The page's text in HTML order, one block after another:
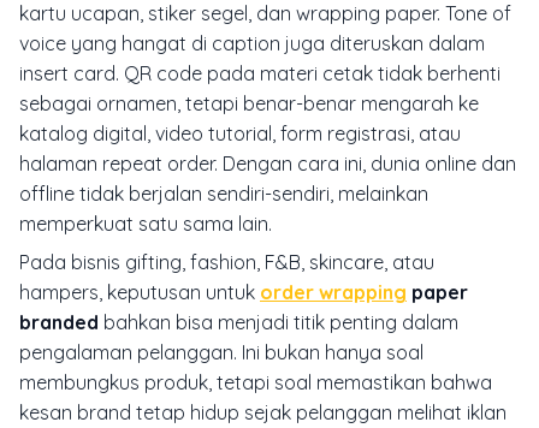
kartu ucapan, stiker segel, dan wrapping paper. Tone of
voice yang hangat di caption juga diteruskan dalam
insert card. QR code pada materi cetak tidak berhenti
sebagai ornamen, tetapi benar-benar mengarah ke
katalog digital, video tutorial, form registrasi, atau
halaman repeat order. Dengan cara ini, dunia online dan
offline tidak berjalan sendiri-sendiri, melainkan
memperkuat satu sama lain.
Pada bisnis gifting, fashion, F&B, skincare, atau
hampers, keputusan untuk order wrapping paper
branded bahkan bisa menjadi titik penting dalam
pengalaman pelanggan. Ini bukan hanya soal
membungkus produk, tetapi soal memastikan bahwa
kesan brand tetap hidup sejak pelanggan melihat iklan